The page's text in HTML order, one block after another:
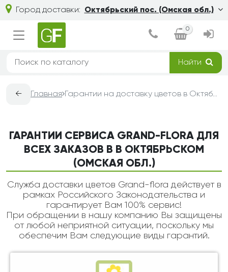
Город доставки: Октябрьский пос. (Омская обл.)
0
Найти
← Главная Гарантии на доставку цветов в Октябрьском (Омская обл.) — Grand-Flora
ГАРАНТИИ СЕРВИСА GRAND-FLORA ДЛЯ
ВСЕХ ЗАКАЗОВ В В ОКТЯБРЬСКОМ
(ОМСКАЯ ОБЛ.)
Служба доставки цветов Grand-flora действует в
рамках Российского Законодательства и
гарантирует Вам 100% сервис!
При обращении в нашу компанию Вы защищены
от любой неприятной ситуации, поскольку мы
обеспечим Вам следующие виды гарантий.